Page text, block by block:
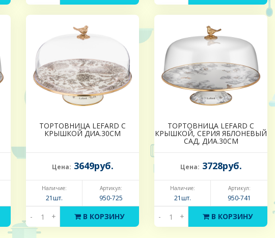
ТОРТОВНИЦА LEFARD С
КРЫШКОЙ ДИА.30СМ
Цена: 3649руб.
Наличие:
21шт.
Артикул:
950-725
- + В КОРЗИНУ
ТОРТОВНИЦА LEFARD С
КРЫШКОЙ, СЕРИЯ ЯБЛОНЕВЫЙ
САД, ДИА.30СМ
Цена: 3728руб.
Наличие:
21шт.
Артикул:
950-741
- + В КОРЗИНУ